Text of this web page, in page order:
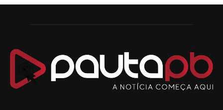
candidatura a governador da Paraíba
Chapa dos sonhos: Cícero agradece a Galdino,
Arthur Lira parabeniza Karla Pimentel por sua
reeleição em Conde
00:23
Aguinaldo Ribeiro destaca apoio do PP a Hugo